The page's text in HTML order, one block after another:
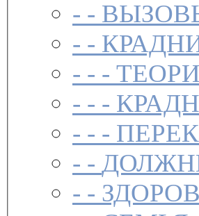
- -
- -
- - -
- - -
- - -
- -
- -